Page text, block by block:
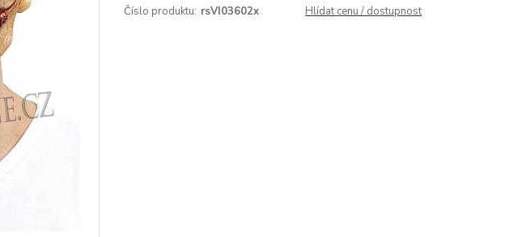
Číslo produktu: rsVI03602x Hlídat cenu / dostupnost